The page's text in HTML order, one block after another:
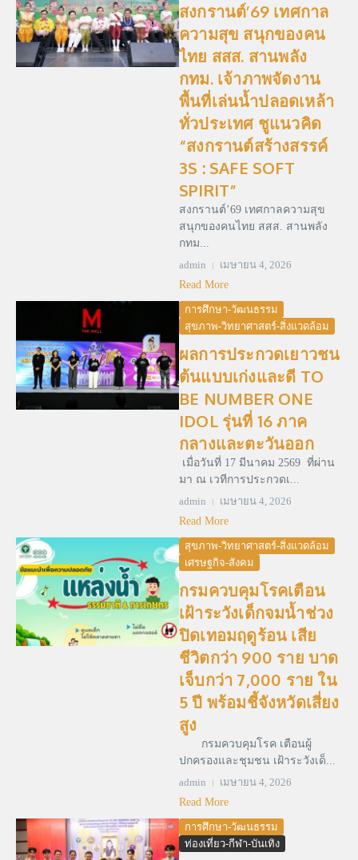
สงกรานต์’69 เทศกาล
ความสุข สนุกของคน
ไทย สสส. สานพลัง
กทม. เจ้าภาพจัดงาน
พื้นที่เล่นน้ำปลอดเหล้า
ทั่วประเทศ ชูแนวคิด
“สงกรานต์สร้างสรรค์
3S : SAFE SOFT
SPIRIT”
สงกรานต์’69 เทศกาลความสุข
สนุกของคนไทย สสส. สานพลัง
กทม...
admin
เมษายน 4, 2026
Read More
การศึกษา-วัฒนธรรม
สุขภาพ-วิทยาศาสตร์-สิ่งแวดล้อม
ผลการประกวดเยาวชน
ต้นแบบเก่งและดี TO
BE NUMBER ONE
IDOL รุ่นที่ 16 ภาค
กลางและตะวันออก
เมื่อวันที่ 17 มีนาคม 2569 ที่ผ่าน
มา ณ เวทีการประกวดเ...
admin
เมษายน 4, 2026
Read More
สุขภาพ-วิทยาศาสตร์-สิ่งแวดล้อม
เศรษฐกิจ-สังคม
กรมควบคุมโรคเตือน
เฝ้าระวังเด็กจมน้ำช่วง
ปิดเทอมฤดูร้อน เสีย
ชีวิตกว่า 900 ราย บาด
เจ็บกว่า 7,000 ราย ใน
5 ปี พร้อมชี้จังหวัดเสี่ยง
สูง
กรมควบคุมโรค เตือนผู้
ปกครองและชุมชน เฝ้าระวังเด็...
admin
เมษายน 4, 2026
Read More
การศึกษา-วัฒนธรรม
ท่องเที่ยว-กีฬา-บันเทิง